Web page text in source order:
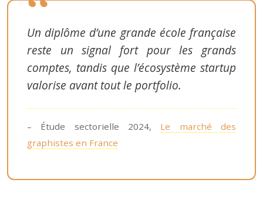
Un diplôme d’une grande école française
reste un signal fort pour les grands
comptes, tandis que l’écosystème startup
valorise avant tout le portfolio.
– Étude sectorielle 2024, Le marché des
graphistes en France